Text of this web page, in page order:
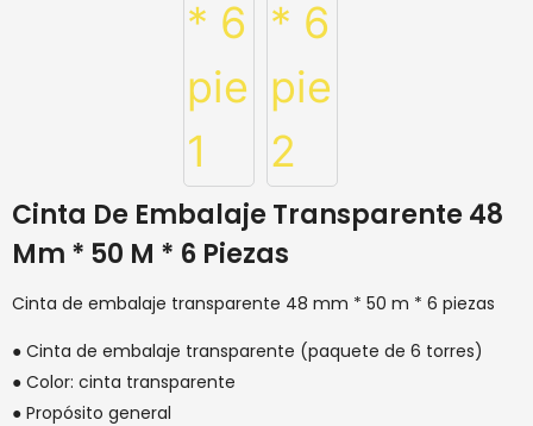
Cinta De Embalaje Transparente 48
Mm * 50 M * 6 Piezas
Cinta de embalaje transparente 48 mm * 50 m * 6 piezas
● Cinta de embalaje transparente (paquete de 6 torres)
● Color: cinta transparente
● Propósito general